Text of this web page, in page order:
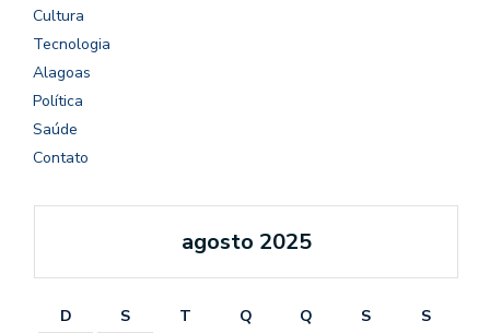
Cultura
Tecnologia
Alagoas
Política
Saúde
Contato
agosto 2025
D S T Q Q S
S